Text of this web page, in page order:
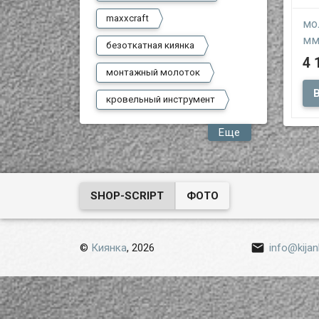
maxxcraft
безоткатная киянка
монтажный молоток
кровельный инструмент
Еще
4
SHOP-SCRIPT ФОТО
© Киянка, 2026 